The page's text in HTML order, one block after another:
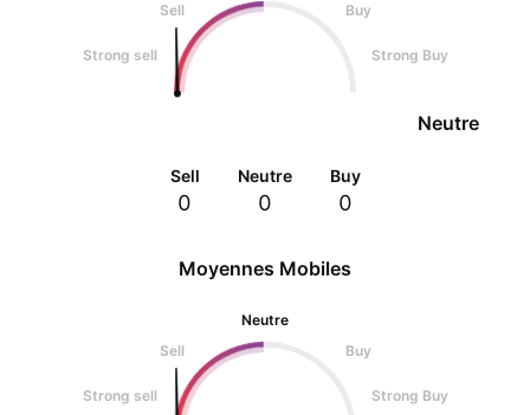
Sell
Buy
Strong sell Strong Buy
Neutre
Sell
0
Neutre
0
Buy
0
Moyennes Mobiles
Neutre
Sell
Buy
Strong sell Strong Buy